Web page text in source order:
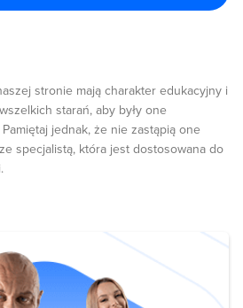
stronie mają charakter edukacyjny i
starań, aby były one
jednak, że nie zastąpią one
specjalistą, która jest dostosowana do